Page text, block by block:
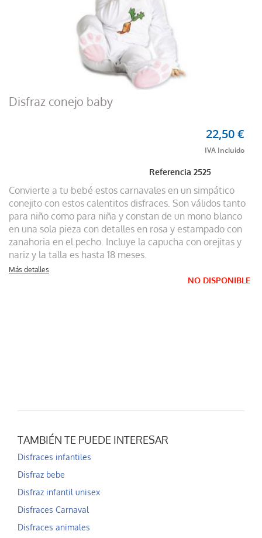
Disfraz conejo baby
Referencia2525
22,50 €
Convierte a tu bebé estos carnavales en un simpático
conejito con estos calentitos disfraces. Son válidos tanto
para niño como para niña y constan de un mono blanco
en una sola pieza con detalles en rosa y estampado con
zanahoria en el pecho. Incluye la capucha con orejitas y
nariz y la talla es hasta 18 meses.
Más detalles
NO DISPONIBLE
TAMBIÉN TE PUEDE INTERESAR
Disfraces infantiles
Disfraz bebe
Disfraz infantil unisex
Disfraces Carnaval
Disfraces animales